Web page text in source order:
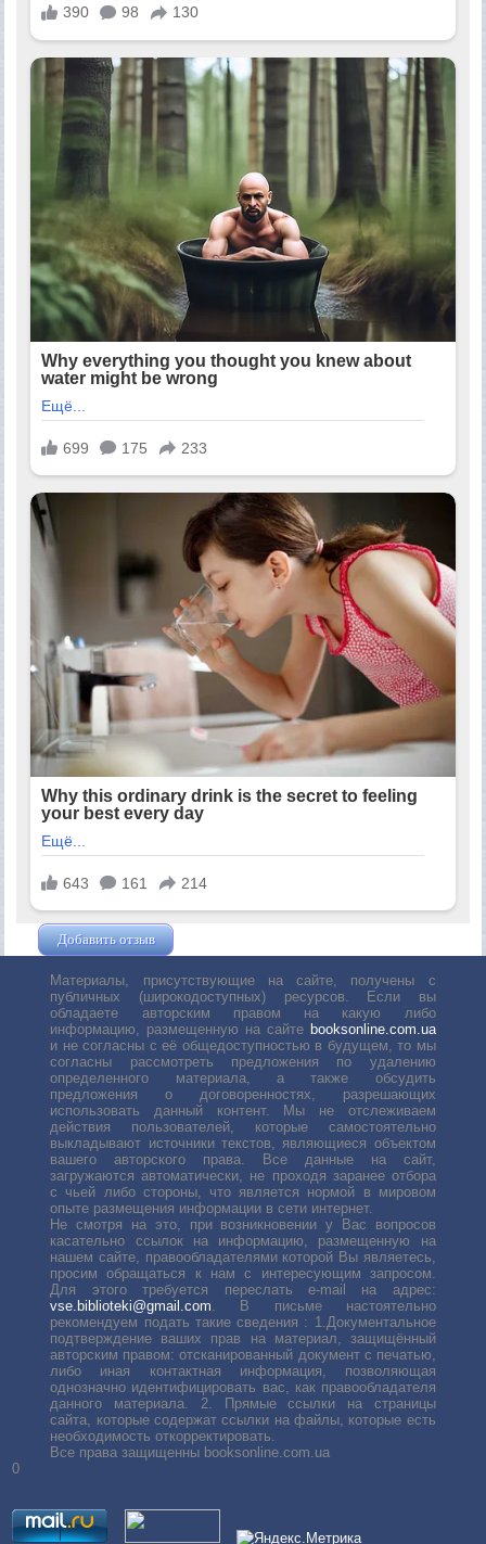
Добавить отзыв
Материалы, присутствующие на сайте, получены с
публичных (широкодоступных) ресурсов. Если вы
обладаете авторским правом на какую либо
информацию, размещенную на сайте booksonline.com.ua
и не согласны с её общедоступностью в будущем, то мы
согласны рассмотреть предложения по удалению
определенного материала, а также обсудить
предложения о договоренностях, разрешающих
использовать данный контент. Мы не отслеживаем
действия пользователей, которые самостоятельно
выкладывают источники текстов, являющиеся объектом
вашего авторского права. Все данные на сайт,
загружаются автоматически, не проходя заранее отбора
с чьей либо стороны, что является нормой в мировом
опыте размещения информации в сети интернет.
Не смотря на это, при возникновении у Вас вопросов
касательно ссылок на информацию, размещенную на
нашем сайте, правообладателями которой Вы являетесь,
просим обращаться к нам с интересующим запросом.
Для этого требуется переслать е-mail на адрес:
vse.biblioteki@gmail.com. В письме настоятельно
рекомендуем подать такие сведения : 1.Документальное
подтверждение ваших прав на материал, защищённый
авторским правом: отсканированный документ с печатью,
либо иная контактная информация, позволяющая
однозначно идентифицировать вас, как правообладателя
данного материала. 2. Прямые ссылки на страницы
сайта, которые содержат ссылки на файлы, которые есть
необходимость откорректировать.
Все права защищенны booksonline.com.ua
0